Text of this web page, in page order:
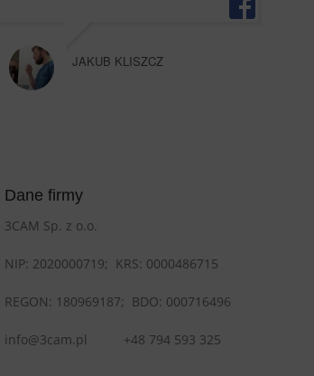
JAKUB KLISZCZ
Dane firmy
3CAM Sp. z o.o.
NIP: 2020000719; KRS: 0000486715
REGON: 180969187; BDO: 000716496
info@3cam.pl +48 794 593 325